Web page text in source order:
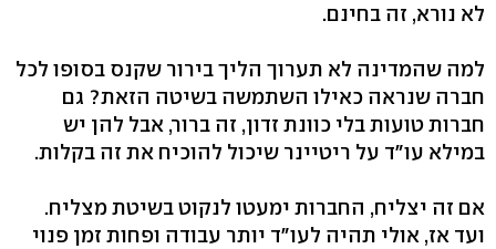
לא נורא, זה בחינם.
למה שהמדינה לא תערוך הליך בירור שקנס בסופו לכל
חברה שנראה כאילו השתמשה בשיטה הזאת? גם
חברות טועות בלי כוונת זדון, זה ברור, אבל להן יש
במילא עו"ד על ריטיינר שיכול להוכיח את זה בקלות.
אם זה יצליח, החברות ימעטו לנקוט בשיטת מצליח.
ועד אז, אולי תהיה לעו"ד יותר עבודה ופחות זמן פנוי